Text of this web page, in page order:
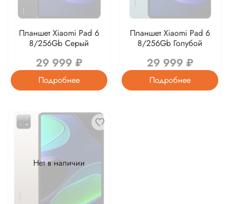
Планшет Xiaomi Pad 6
8/256Gb Серый
29 999 ₽
Подробнее
Планшет Xiaomi Pad 6
8/256Gb Голубой
29 999 ₽
Подробнее
Нет в наличии